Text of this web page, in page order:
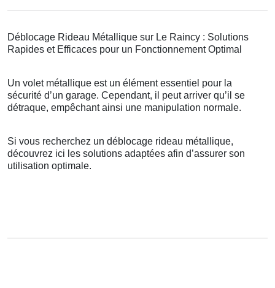
Déblocage Rideau Métallique sur Le Raincy : Solutions
Rapides et Efficaces pour un Fonctionnement Optimal
Un volet métallique est un élément essentiel pour la
sécurité d’un garage. Cependant, il peut arriver qu’il se
détraque, empêchant ainsi une manipulation normale.
Si vous recherchez un déblocage rideau métallique,
découvrez ici les solutions adaptées afin d’assurer son
utilisation optimale.